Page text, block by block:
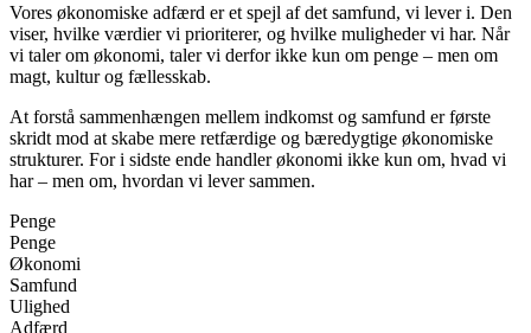
Vores økonomiske adfærd er et spejl af det samfund, vi lever i. Den
viser, hvilke værdier vi prioriterer, og hvilke muligheder vi har. Når
vi taler om økonomi, taler vi derfor ikke kun om penge – men om
magt, kultur og fællesskab.
At forstå sammenhængen mellem indkomst og samfund er første
skridt mod at skabe mere retfærdige og bæredygtige økonomiske
strukturer. For i sidste ende handler økonomi ikke kun om, hvad vi
har – men om, hvordan vi lever sammen.
Penge
Penge
Økonomi
Samfund
Ulighed
Adfærd